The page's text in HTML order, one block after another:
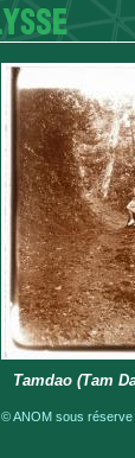
Tamdao (Tam
© ANOM sous